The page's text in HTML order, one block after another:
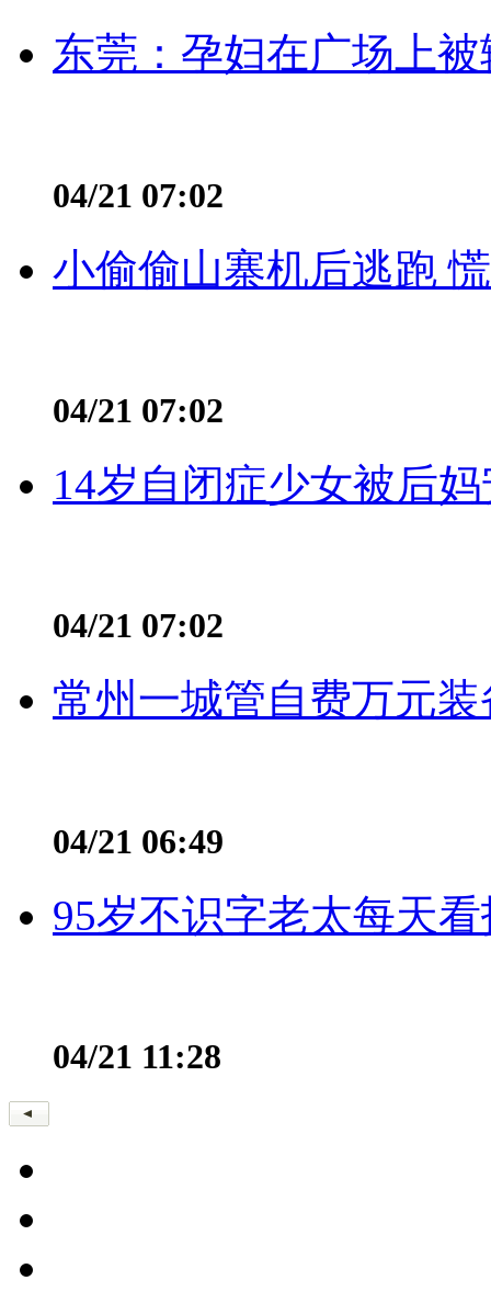
东莞：孕妇在广场上
04/21 07:02
小偷偷山寨机后逃跑
04/21 07:02
14岁自闭症少女被后
04/21 07:02
常州一城管自费万元
04/21 06:49
95岁不识字老太每天
04/21 11:28